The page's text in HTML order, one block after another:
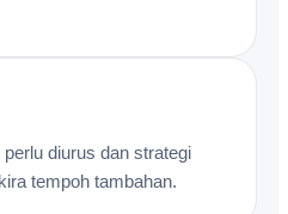
diurus dan strategi
tempoh tambahan.